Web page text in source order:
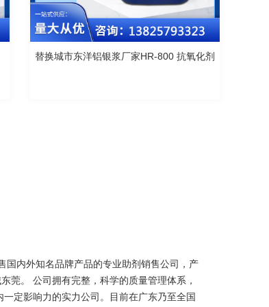
替换城市东洋铝银浆厂家HR-800 抗氧化剂
国内外知名品牌产品的专业助剂销售公司，产
莞。 公司拥有完整，科学的质量管理体系，
定影响力的实力公司。目前在广东乃至全国